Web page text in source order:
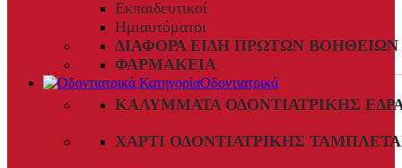
Εκπαιδευτικοί
Ημιαυτόματοι
ΔΙΆΦΟΡΑ ΕΊΔΗ ΠΡΏΤΩΝ ΒΟΗΘΕΙΏΝ
ΦΑΡΜΑΚΕΊΑ
Οδοντιατρικά
ΚΑΛΎΜΜΑΤΑ ΟΔΟΝΤΙΑΤΡΙΚΉΣ
ΧΑΡΤΊ ΟΔΟΝΤΙΑΤΡΙΚΉΣ